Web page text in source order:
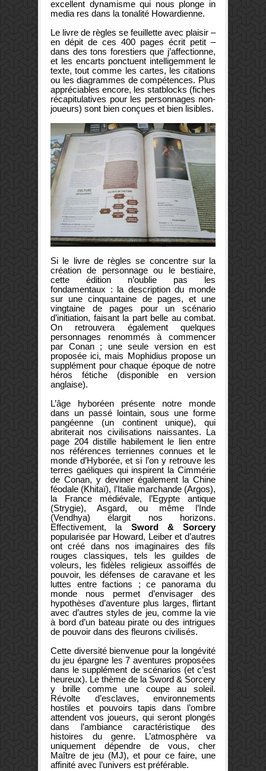
excellent dynamisme qui nous plonge in
media res dans la tonalité Howardienne.
Le livre de règles se feuillette avec plaisir –
en dépit de ces 400 pages écrit petit –
dans des tons forestiers que j’affectionne,
et les encarts ponctuent intelligemment le
texte, tout comme les cartes, les citations
ou les diagrammes de compétences. Plus
appréciables encore, les statblocks (fiches
récapitulatives pour les personnages non-
joueurs) sont bien conçues et bien lisibles.
Si le livre de règles se concentre sur la
création de personnage ou le bestiaire,
cette édition n’oublie pas les
fondamentaux : la description du monde
sur une cinquantaine de pages, et une
vingtaine de pages pour un scénario
d’initiation, faisant la part belle au combat.
On retrouvera également quelques
personnages renommés à commencer
par Conan ; une seule version en est
proposée ici, mais Mophidius propose un
supplément pour chaque époque de notre
héros fétiche (disponible en version
anglaise).
L’âge hyboréen présente notre monde
dans un passé lointain, sous une forme
pangéenne (un continent unique), qui
abriterait nos civilisations naissantes. La
page 204 distille habilement le lien entre
nos références terriennes connues et le
monde d’Hyborée, et si l’on y retrouve les
terres gaéliques qui inspirent la Cimmérie
de Conan, y deviner également la Chine
féodale (Khitaï), l’Italie marchande (Argos),
la France médiévale, l’Egypte antique
(Strygie), Asgard, ou même l’Inde
(Vendhya) élargit nos horizons.
Effectivement, la Sword & Sorcery
popularisée par Howard, Leiber et d’autres
ont créé dans nos imaginaires des fils
rouges classiques, tels les guildes de
voleurs, les fidèles religieux assoiffés de
pouvoir, les défenses de caravane et les
luttes entre factions ; ce panorama du
monde nous permet d’envisager des
hypothèses d’aventure plus larges, flirtant
avec d’autres styles de jeu, comme la vie
à bord d’un bateau pirate ou des intrigues
de pouvoir dans des fleurons civilisés.
Cette diversité bienvenue pour la longévité
du jeu épargne les 7 aventures proposées
dans le supplément de scénarios (et c’est
heureux). Le thème de la Sword & Sorcery
y brille comme une coupe au soleil.
Révolte d’esclaves, environnements
hostiles et pouvoirs tapis dans l’ombre
attendent vos joueurs, qui seront plongés
dans l’ambiance caractéristique des
histoires du genre. L’atmosphère va
uniquement dépendre de vous, cher
Maître de jeu (MJ), et pour ce faire, une
affinité avec l’univers est préférable.